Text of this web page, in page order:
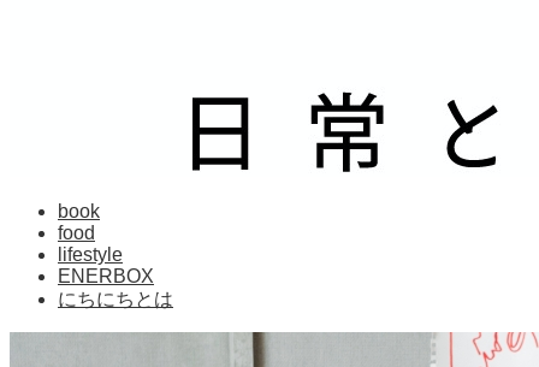
book
food
lifestyle
ENERBOX
にちにちとは